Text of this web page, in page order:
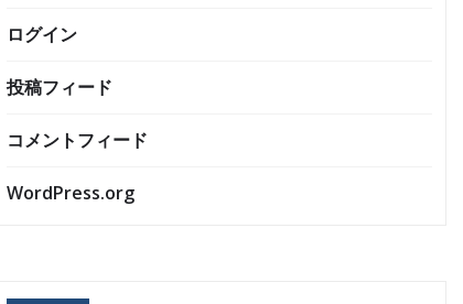
ログイン
投稿フィード
コメントフィード
WordPress.org